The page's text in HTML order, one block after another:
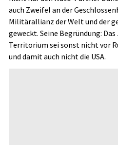
auch Zweifel an der
Militärallianz der Welt und der
geweckt. Seine Begründung:
Territorium sei sonst nicht vor
und damit auch nicht die USA.